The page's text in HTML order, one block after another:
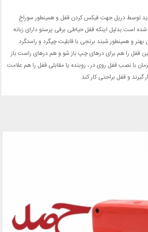
توسط دریل جهت فیکس کردن قفل و همینطور سوراخ
است.بدلیل اینکه قفل حیاطی برقی پرستو دارای زبانه
و همینطور شبند برنجی با قابلیت چپگرد و راستگرد
قفل را هم برای درهای چپ باز شو و هم درهای راست باز
با نصب قفل روی در ، روبنده یا مقابلی قفل را هم علامت
گیرند و قفل براحتی کار کند.